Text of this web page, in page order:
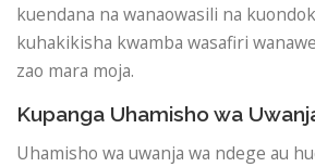
kuendana na wanaowasili na
kuhakikisha kwamba wasafiri
zao mara moja.
Kupanga Uhamisho wa
Uhamisho wa uwanja wa ndege au